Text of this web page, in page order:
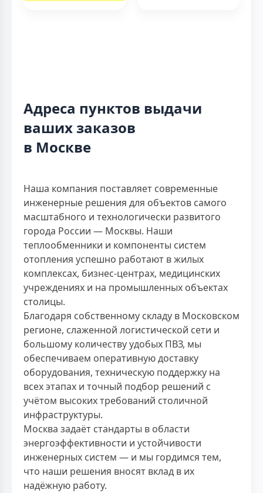
Адреса пунктов выдачи
ваших заказов
в Москве
Наша компания поставляет современные
инженерные решения для объектов самого
масштабного и технологически развитого
города России — Москвы. Наши
теплообменники и компоненты систем
отопления успешно работают в жилых
комплексах, бизнес-центрах, медицинских
учреждениях и на промышленных объектах
столицы.
Благодаря собственному складу в Московском
регионе, слаженной логистической сети и
большому количеству удобых ПВЗ, мы
обеспечиваем оперативную доставку
оборудования, техническую поддержку на
всех этапах и точный подбор решений с
учётом высоких требований столичной
инфраструктуры.
Москва задаёт стандарты в области
энергоэффективности и устойчивости
инженерных систем — и мы гордимся тем,
что наши решения вносят вклад в их
надёжную работу.